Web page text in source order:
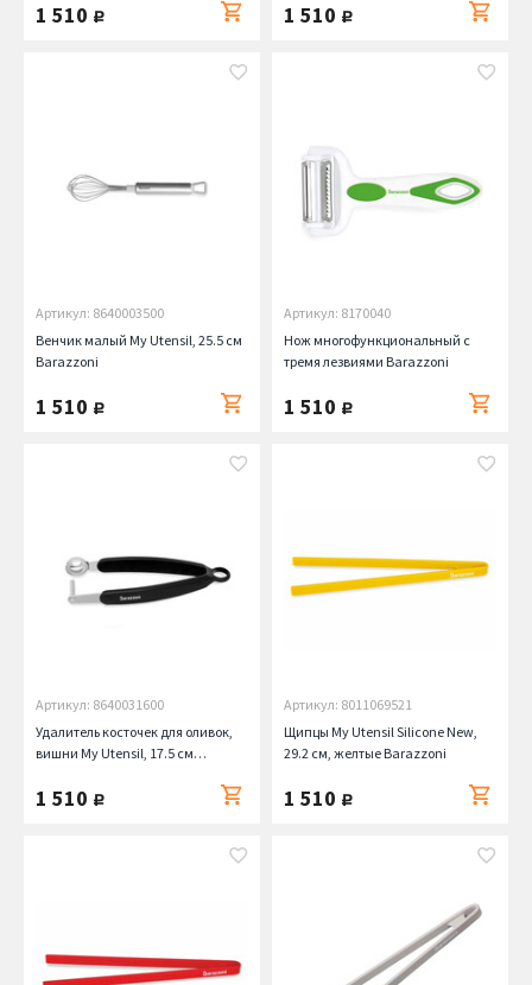
1 510 руб. 1 510 руб.
Артикул: 8640003500
Венчик малый My Utensil, 25.5 см
Barazzoni
1 510 руб.
Артикул: 8170040
Нож многофункциональный с
тремя лезвиями Barazzoni
1 510 руб.
Артикул: 8640031600
Удалитель косточек для оливок,
вишни My Utensil, 17.5 см
1 510 руб.
Артикул: 8011069521
Щипцы My Utensil Silicone New,
29.2 см, желтые Barazzoni
1 510 руб.